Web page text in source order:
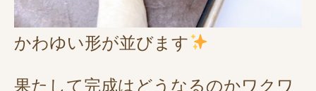
かわゆい形が並びます
果たして完成はどうなるのかワクワ